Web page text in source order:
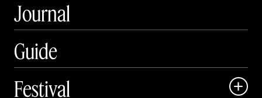
Journal
Guide
Festival
